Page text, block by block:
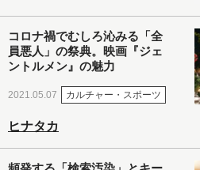
コロナ禍でむしろ沁みる「全
員悪人」の祭典。映画『ジェ
ントルメン』の魅力
2021.05.07 カルチャー・スポーツ
ヒナタカ